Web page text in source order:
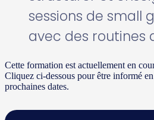
sessions de small
avec des routines
Cette formation est actuellement en
Cliquez ci-dessous pour être informé
prochaines dates.